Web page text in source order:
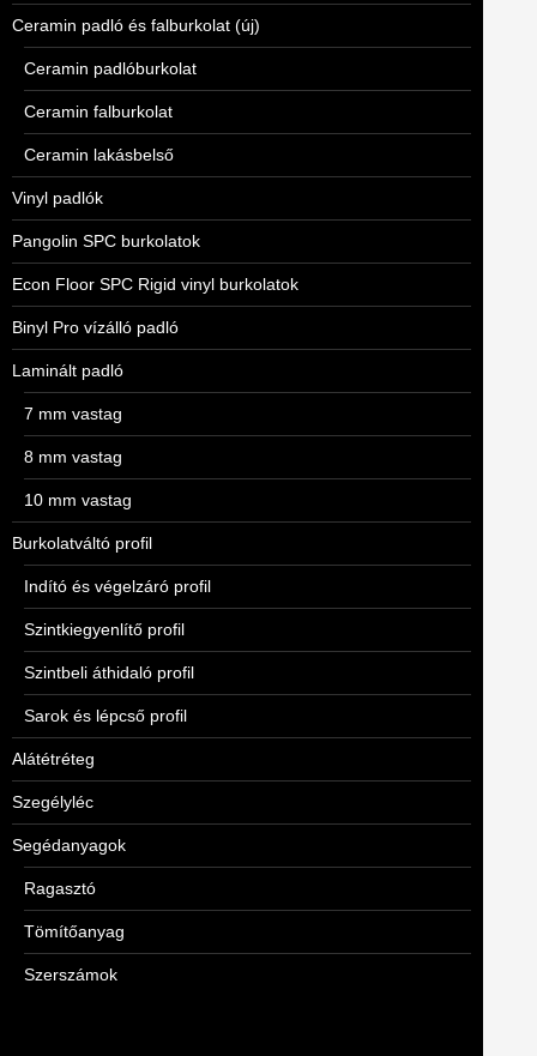
Ceramin padló és falburkolat (új)
Ceramin padlóburkolat
Ceramin falburkolat
Ceramin lakásbelső
Vinyl padlók
Pangolin SPC burkolatok
Econ Floor SPC Rigid vinyl burkolatok
Binyl Pro vízálló padló
Laminált padló
7 mm vastag
8 mm vastag
10 mm vastag
Burkolatváltó profil
Indító és végelzáró profil
Szintkiegyenlítő profil
Szintbeli áthidaló profil
Sarok és lépcső profil
Alátétréteg
Szegélyléc
Segédanyagok
Ragasztó
Tömítőanyag
Szerszámok